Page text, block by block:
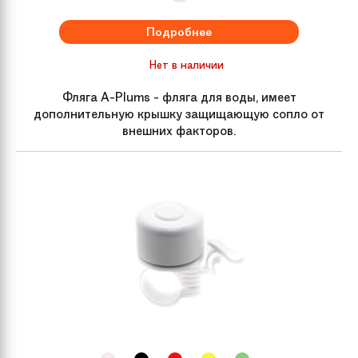
Рулевая колонка Классическая безрезьбовая
Тормозные ручкиДетские, усиленный пластик
Насыпная с лёгким ходом
Нескользящие, удобные педали с
ребристой поверхностью
Подробнее
Нет в наличии
Фляга A-Plums - фляга для воды, имеет
дополнительную крышку защищающую сопло от
внешних факторов.